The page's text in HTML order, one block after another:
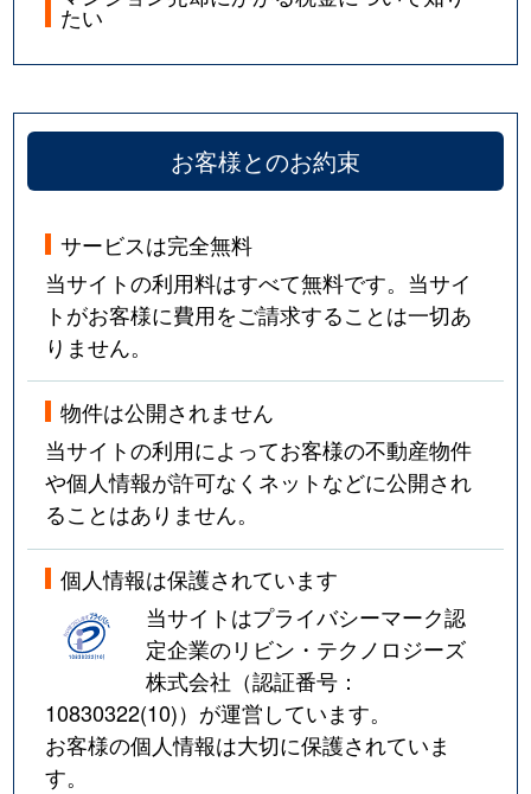
たい
お客様とのお約束
サービスは完全無料
当サイトの利用料はすべて無料です。当サイ
トがお客様に費用をご請求することは一切あ
りません。
物件は公開されません
当サイトの利用によってお客様の不動産物件
や個人情報が許可なくネットなどに公開され
ることはありません。
個人情報は保護されています
当サイトはプライバシーマーク認
定企業のリビン・テクノロジーズ
株式会社（認証番号：
10830322(10)）が運営しています。
お客様の個人情報は大切に保護されていま
す。